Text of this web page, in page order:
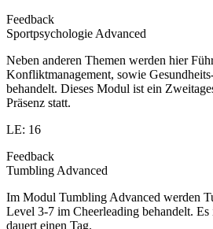
Feedback
Sportpsychologie Advanced
Neben anderen Themen werden hier
Konfliktmanagement, sowie
behandelt. Dieses Modul ist ein
Präsenz statt.
LE: 16
Feedback
Tumbling Advanced
Im Modul Tumbling Advanced werden
Level 3-7 im Cheerleading behandelt. Es
dauert einen Tag.